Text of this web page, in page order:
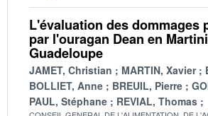
L'évaluation des dommages
par l'ouragan Dean en
Guadeloupe
JAMET, Christian MARTIN, Xavier
BOLLIET, Anne
BREUIL, Pierre
PAUL, Stéphane
REVIAL, Thomas